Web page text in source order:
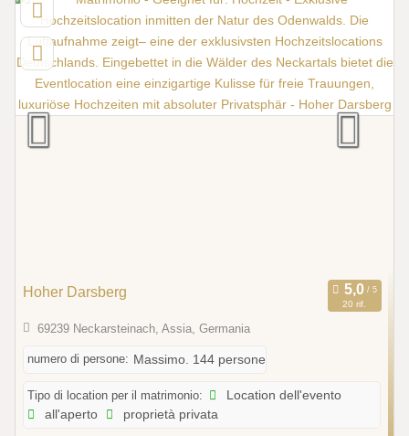
Hoher Darsberg
20 rif.
69239 Neckarsteinach, Assia, Germania
numero di persone: Massimo. 144 persone
Tipo di location per il matrimonio:
Location dell'evento
all'aperto
proprietà privata